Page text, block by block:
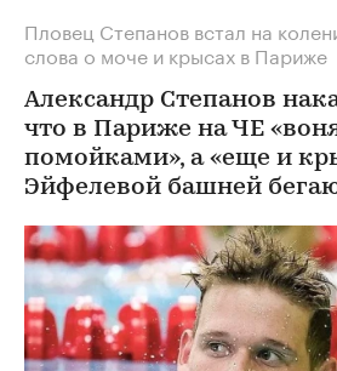
Пловец Степанов встал на
слова о моче и крысах в Париже
Александр Степанов
что в Париже на ЧЕ
помойками», а «еще и
Эйфелевой башней